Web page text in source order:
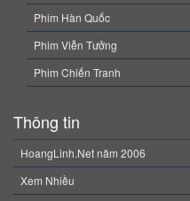
Phim Hàn Quốc
Phim Viễn Tưởng
Phim Chiến Tranh
Thông tin
HoangLinh.Net năm 2006
Xem Nhiều